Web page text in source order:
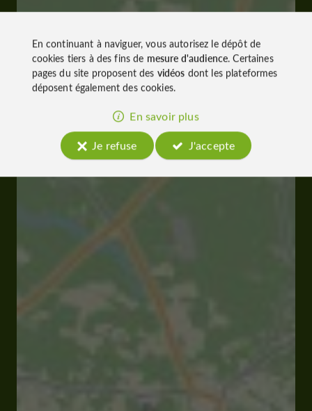
En continuant à naviguer, vous autorisez le dépôt de
cookies tiers à des fins de mesure d'audience. Certaines
pages du site proposent des vidéos dont les plateformes
déposent également des cookies.
En savoir plus
Je refuse
J'accepte